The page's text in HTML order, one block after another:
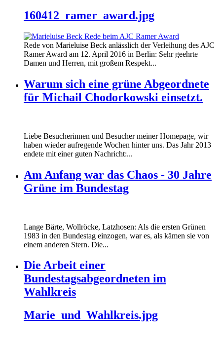
160412_ramer_award.jpg
Rede von Marieluise Beck anlässlich der Verleihung des AJC
Ramer Award am 12. April 2016 in Berlin: Sehr geehrte
Damen und Herren, mit großem Respekt...
Warum sich eine grüne Abgeordnete
für Michail Chodorkowski einsetzt.
Liebe Besucherinnen und Besucher meiner Homepage, wir
haben wieder aufregende Wochen hinter uns. Das Jahr 2013
endete mit einer guten Nachricht:...
Am Anfang war das Chaos - 30 Jahre
Grüne im Bundestag
Lange Bärte, Wollröcke, Latzhosen: Als die ersten Grünen
1983 in den Bundestag einzogen, war es, als kämen sie von
einem anderen Stern. Die...
Die Arbeit einer
Bundestagsabgeordneten im
Wahlkreis
Marie_und_Wahlkreis.jpg